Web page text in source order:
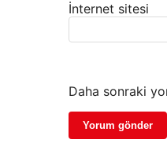
İnternet sitesi
Daha sonraki